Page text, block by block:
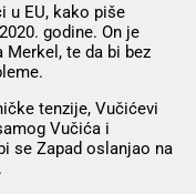
u EU, kako piše
godine. On je
te da bi bez
tenzije, Vučićevi
Vučića i
se Zapad oslanjao na